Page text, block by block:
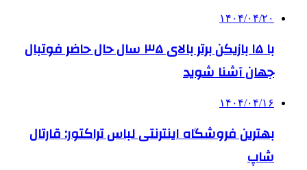
۱۴۰۴/۰۴/۲۰
با ۱۵ بازیکن برتر بالای ۳۵ سال حال حاضر فوتبال
جهان آشنا شوید
۱۴۰۴/۰۴/۱۶
بهترین فروشگاه اینترنتی لباس تراکتور: قارتال
شاپ